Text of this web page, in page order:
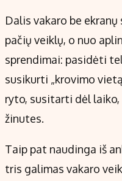
Dalis vakaro be
pačių veiklų, o nuo
sprendimai: pasidėti
susikurti „krovimo
ryto, susitarti dėl
žinutes.
Taip pat naudinga iš
tris galimas vakaro